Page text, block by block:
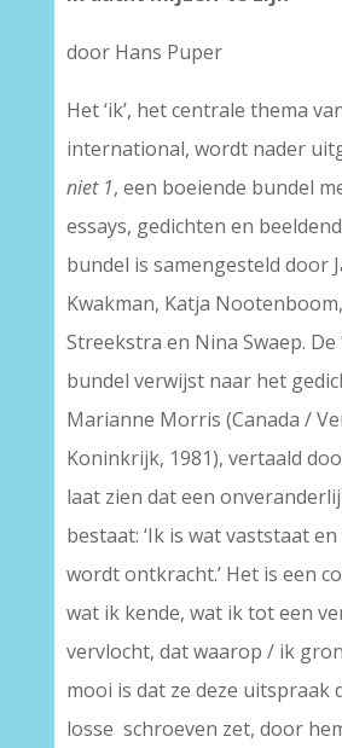
door Hans Puper
Het ‘ik’, het centrale thema
international, wordt nader
niet 1, een boeiende bundel
essays, gedichten en
bundel is samengesteld door
Kwakman, Katja
Streekstra en Nina Swaep.
bundel verwijst naar het
Marianne Morris (Canada /
Koninkrijk, 1981), vertaald
laat zien dat een
bestaat: ‘Ik is wat vaststaat
wordt ontkracht.’ Het is een
wat ik kende, wat ik tot een
vervlocht, dat waarop / ik
mooi is dat ze deze uitspraak
losse schroeven zet, door